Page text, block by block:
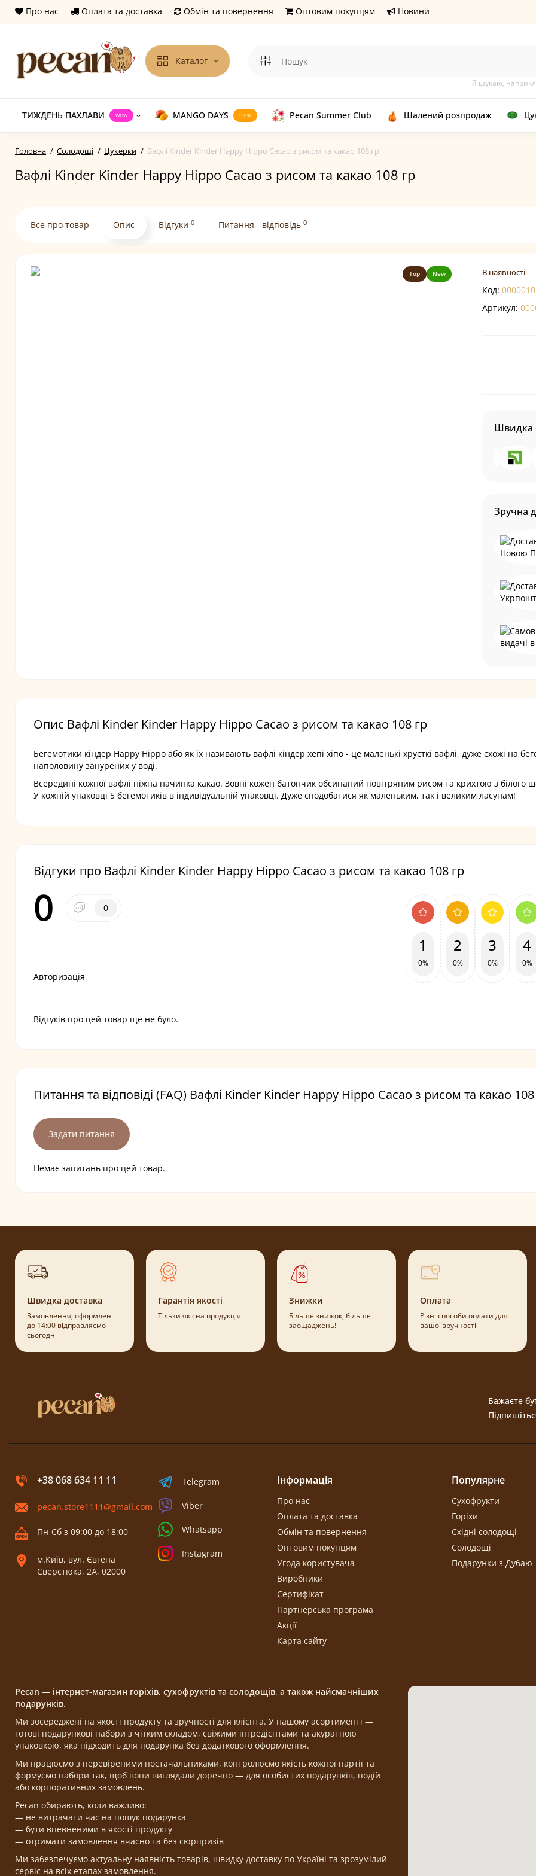
Про нас Оплата та доставка Обмін та повернення Оптовим покупцям Новини
Каталог
Я шукаю,
ТИЖДЕНЬ ПАХЛАВИ WOW MANGO DAYS -50% Pecan Summer Club Шалений розпродаж
Головна Солодощі Цукерки Вафлі Kinder Kinder Happy Hippo Cacao з рисом та какао 108 гр
Вафлі Kinder Kinder Happy Hippo Cacao з рисом та какао 108 гр
Все про товар Опис Відгуки 0 Питання - відповідь 0
Top New В наявності
Код:
Артикул:
Швидка
Зручна
Опис Вафлі Kinder Kinder Happy Hippo Cacao з рисом та какао 108 гр
Бегемотики кіндер Happy Hippo або як їх називають вафлі кіндер хепі хіпо - це маленькі хрусткі вафлі, дуже схожі на
наполовину занурених у воді.
Всередині кожної вафлі ніжна начинка какао. Зовні кожен батончик обсипаний повітряним рисом та крихтою з білого
У кожній упаковці 5 бегемотиків в індивідуальній упаковці. Дуже сподобатися як маленьким, так і великим ласунам!
Відгуки про Вафлі Kinder Kinder Happy Hippo Cacao з рисом та какао 108 гр
0 0
Авторизація
1
0%
2
0%
3
0%
4
0%
Відгуків про цей товар ще не було.
Питання та відповіді (FAQ) Вафлі Kinder Kinder Happy Hippo Cacao з рисом та какао
Задати питання
Немає запитань про цей товар.
Швидка доставка
Замовлення, оформлені
до 14:00 відправляємо
сьогодні
Гарантія якості
Тільки якісна продукція
Знижки
Більше знижок, більше
заощаджень!
Оплата
Різні способи оплати для
вашої зручності
Бажаєте
+38 068 634 11 11
pecan.store1111@gmail.com
Пн-Сб з 09:00 до 18:00
м.Київ, вул. Євгена
Сверстюка, 2А, 02000
Telegram
Viber
Whatsapp
Instagram
Інформація
Про нас
Оплата та доставка
Обмін та повернення
Оптовим покупцям
Угода користувача
Виробники
Сертифікат
Партнерська програма
Акції
Карта сайту
Популярне
Сухофрукти
Горіхи
Східні солодощі
Солодощі
Подарунки з Дубаю
Pecan — інтернет-магазин горіхів, сухофруктів та солодощів, а також найсмачніших
подарунків.
Ми зосереджені на якості продукту та зручності для клієнта. У нашому асортименті —
готові подарункові набори з чітким складом, свіжими інгредієнтами та акуратною
упаковкою, яка підходить для подарунка без додаткового оформлення.
Ми працюємо з перевіреними постачальниками, контролюємо якість кожної партії та
формуємо набори так, щоб вони виглядали доречно — для особистих подарунків, подій
або корпоративних замовлень.
Pecan обирають, коли важливо:
— не витрачати час на пошук подарунка
— бути впевненими в якості продукту
— отримати замовлення вчасно та без сюрпризів
Ми забезпечуємо актуальну наявність товарів, швидку доставку по Україні та зрозумілий
сервіс на всіх етапах замовлення.